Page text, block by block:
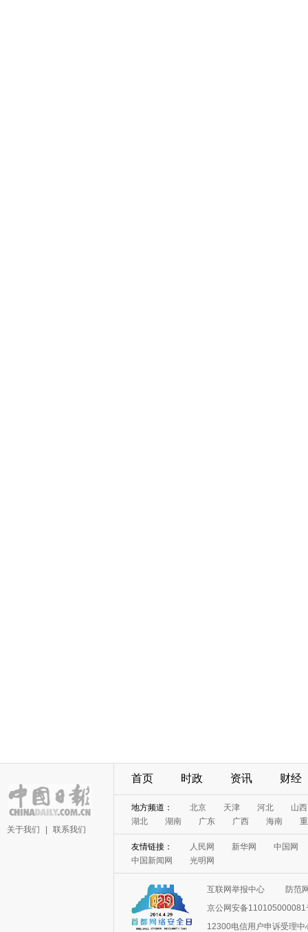
关于我们 联系我们
首页 时政 资讯 财经
地方频道： 北京 天津 河北
山西
湖北
湖南 广东 广西 海南
友情链接： 人民网 新华网
中国网
中国新闻网
光明网
互联网举报中心
防范
京公网安备110105000081
12300电信用户申诉受理中